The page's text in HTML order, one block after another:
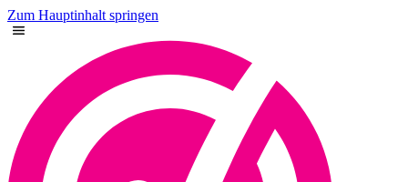
Zum Hauptinhalt springen